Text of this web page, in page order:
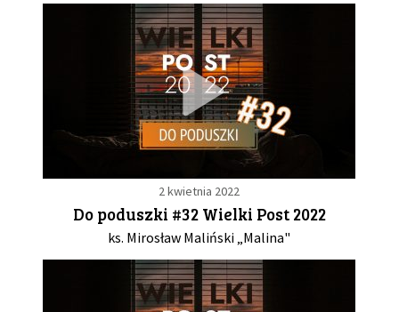
2 kwietnia 2022
Do poduszki #32 Wielki Post 2022
ks. Mirosław Maliński „Malina"